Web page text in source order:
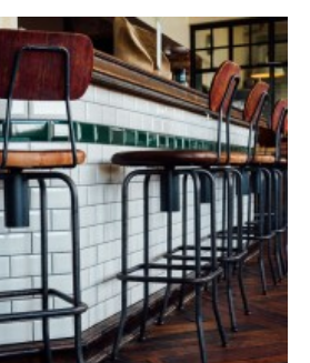
成员制与教会纪律
葡萄牙语
俄语
达里语
波斯语
罗马尼亚语
波兰语
意大利语
德语
土耳其语
阿拉伯语
塞尔维亚语 柬埔寨语